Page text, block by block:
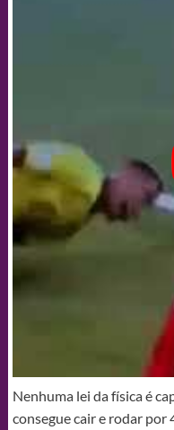
Nenhuma lei da física é
consegue cair e rodar